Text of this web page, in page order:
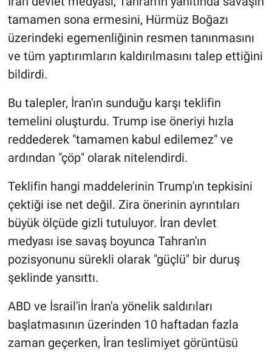
tamamen sona ermesini, Hürmüz Boğazı
üzerindeki egemenliğinin resmen tanınmasını
ve tüm yaptırımların kaldırılmasını talep ettiğini
bildirdi.
Bu talepler, İran'ın sunduğu karşı teklifin
temelini oluşturdu. Trump ise öneriyi hızla
reddederek "tamamen kabul edilemez" ve
ardından "çöp" olarak nitelendirdi.
Teklifin hangi maddelerinin Trump'ın tepkisini
çektiği ise net değil. Zira önerinin ayrıntıları
büyük ölçüde gizli tutuluyor. İran devlet
medyası ise savaş boyunca Tahran'ın
pozisyonunu sürekli olarak "güçlü" bir duruş
şeklinde yansıttı.
ABD ve İsrail'in İran'a yönelik saldırıları
başlatmasının üzerinden 10 haftadan fazla
zaman geçerken, İran teslimiyet görüntüsü
Nedir
Popüler
Programlar
Sağlık
Spor
Teknoloji
Türkiye'nin Geleceği
Türkiye'nin Gündemi
Yerel Gündem
Yerel Yaşam
Canlı Yayın